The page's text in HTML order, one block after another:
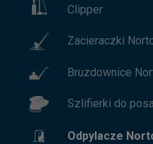
Clipper
Zacieraczki
Bruzdownice
Szlifierki do
Odpylacze